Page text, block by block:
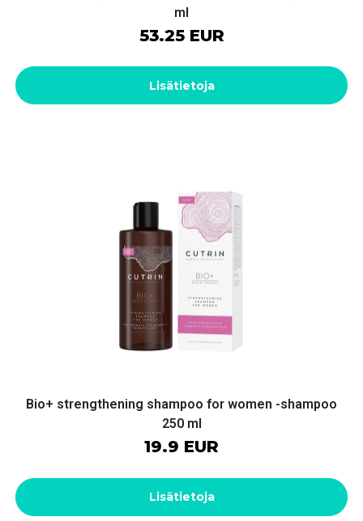
ml
53.25 EUR
Lisätietoja
Bio+ strengthening shampoo for women -shampoo
250 ml
19.9 EUR
Lisätietoja